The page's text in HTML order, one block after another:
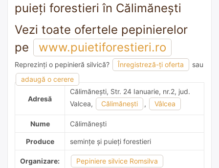
puieți forestieri în Călimăneşti
Vezi toate ofertele pepinierelor
pe
www.puietiforestieri.ro
Reprezinți o pepinieră silvică? Înregistreză-ți oferta
sau
adaugă o cerere
adaugă o recomandare
Adresă
Călimăneşti, Str. 24 Ianuarie, nr.2, jud.
Valcea,
Călimăneşti , Vâlcea
Nume Călimăneşti
Produce semințe și puieți forestieri
Organizare: Pepiniere silvice Romsilva